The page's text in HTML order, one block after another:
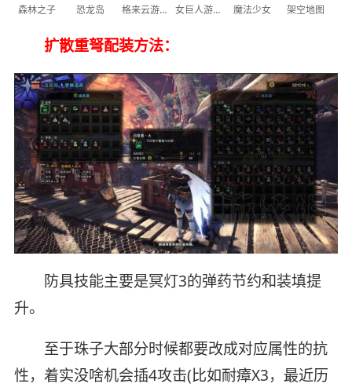
森林之子 恐龙岛 格来云游戏 女巨人游乐场 魔法少女 架空地图
扩散重弩配装方法：
防具技能主要是冥灯3的弹药节约和装填提
升。
至于珠子大部分时候都要改成对应属性的抗
性，着实没啥机会插4攻击(比如耐瘴X3，最近历